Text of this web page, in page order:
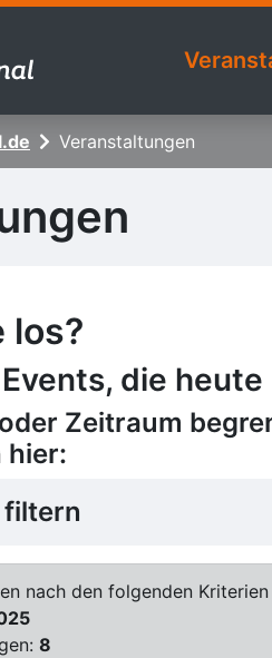
Veranstaltungen
los?
die
Zeitraum
hier:
filtern
nach den folgenden
8